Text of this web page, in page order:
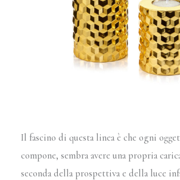
Il fascino di questa linea è che ogni
compone, sembra avere una propria
seconda della prospettiva e della luce